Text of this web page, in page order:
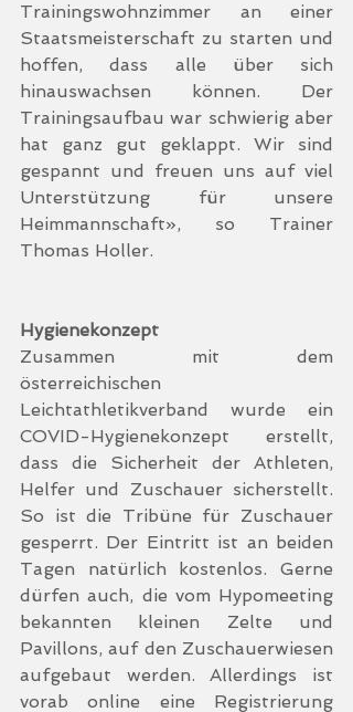
Trainingswohnzimmer an einer
Staatsmeisterschaft zu starten und
hoffen, dass alle über sich
hinauswachsen können. Der
Trainingsaufbau war schwierig aber
hat ganz gut geklappt. Wir sind
gespannt und freuen uns auf viel
Unterstützung für unsere
Heimmannschaft», so Trainer
Thomas Holler.
Hygienekonzept
Zusammen mit dem
österreichischen
Leichtathletikverband wurde ein
COVID-Hygienekonzept erstellt,
dass die Sicherheit der Athleten,
Helfer und Zuschauer sicherstellt.
So ist die Tribüne für Zuschauer
gesperrt. Der Eintritt ist an beiden
Tagen natürlich kostenlos. Gerne
dürfen auch, die vom Hypomeeting
bekannten kleinen Zelte und
Pavillons, auf den Zuschauerwiesen
aufgebaut werden. Allerdings ist
vorab online eine Registrierung